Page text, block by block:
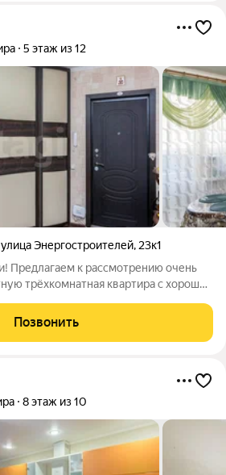
5 этаж из 12
улица Энергостроителей, 23к1
Предлагаем к рассмотрению очень
трёхкомнатная квартира с хорошей
на 5 этаже панельного дома
Позвонить
8 этаж из 10